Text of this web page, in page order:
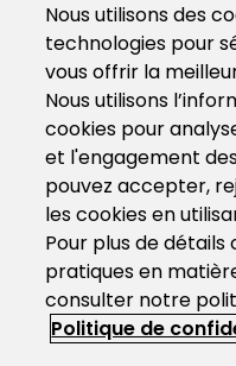
Nous utilisons des
technologies pour
vous offrir la
Nous utilisons
cookies pour
et l'engagement
pouvez accepter,
les cookies en
Pour plus de
pratiques en
consulter notre
Politique de